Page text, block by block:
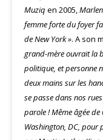
Muziq en 2005,
femme forte du foyer
de New York ». A son
grand-mère ouvrait la
politique, et personne
deux mains sur les
se passe dans nos
parole ! Même âgée de
Washington, DC, pour